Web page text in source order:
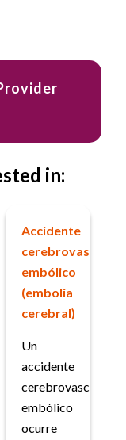
in:
Accidente
cerebrovascular
embólico
(embolia
cerebral)
Un
accidente
cerebrovascular
embólico
ocurre